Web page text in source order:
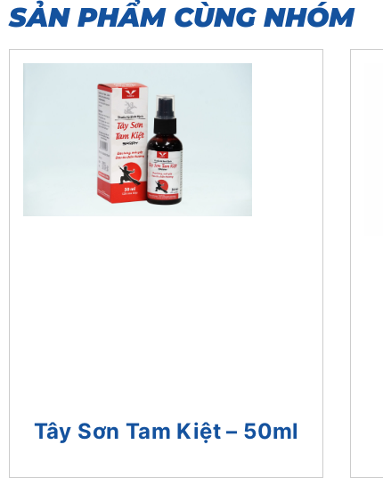
SẢN PHẨM CÙNG NHÓM
Tây Sơn Tam Kiệt – 50ml